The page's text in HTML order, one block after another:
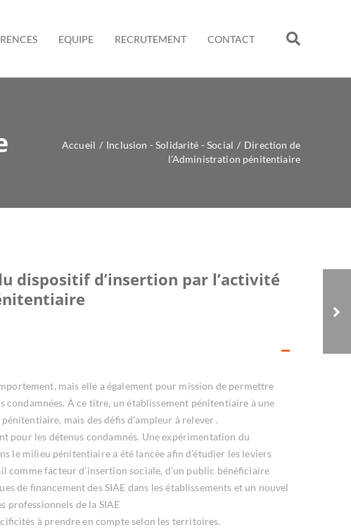
EQUIPE RECRUTEMENT CONTACT
Accueil / Inclusion - Solidarité - Social / Direction de
l’Administration pénitentiaire
CNLRQ
dispositif d’insertion par l’activité
mais elle a également pour mission de permettre
À ce titre, un établissement pénitentiaire à une
mais des défis d’ampleur à relever .
pour les détenus condamnés. Une expérimentation du
le milieu pénitentiaire a été lancée afin d’étudier les leviers
facteur d’insertion sociale, d’un public bénéficiaire
de financement des SIAE dans les établissements et un nouvel
professionnels de la SIAE
à prendre en compte selon les territoires.